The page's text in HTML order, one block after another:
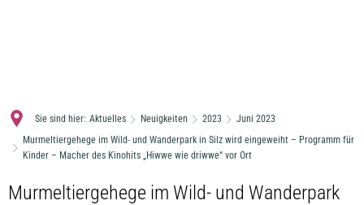
Sie sind hier: Aktuelles Neuigkeiten 2023
Juni 2023
Murmeltiergehege im Wild- und Wanderpark in Silz wird eingeweiht – Programm für
Kinder – Macher des Kinohits „Hiwwe wie driwwe“ vor Ort
Murmeltiergehege im Wild- und Wanderpark